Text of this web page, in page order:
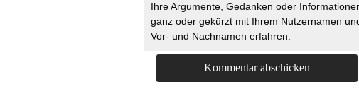
Ihre Argumente, Gedanken oder
ganz oder gekürzt mit Ihrem Nutzernamen
Vor- und Nachnamen erfahren.